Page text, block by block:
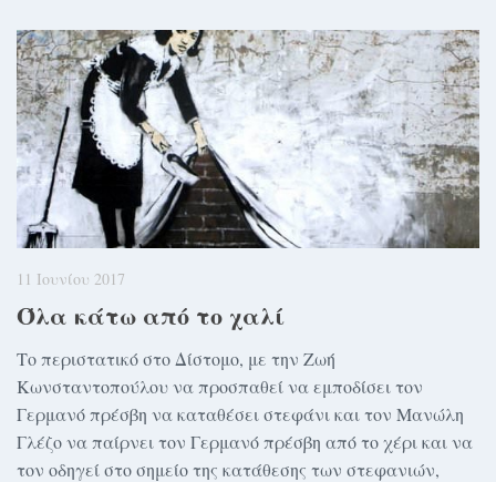
11 Ιουνίου 2017
Όλα κάτω από το χαλί
Το περιστατικό στο Δίστομο, με την Ζωή
Κωνσταντοπούλου να προσπαθεί να εμποδίσει τον
Γερμανό πρέσβη να καταθέσει στεφάνι και τον Μανώλη
Γλέζο να παίρνει τον Γερμανό πρέσβη από το χέρι και να
τον οδηγεί στο σημείο της κατάθεσης των στεφανιών,